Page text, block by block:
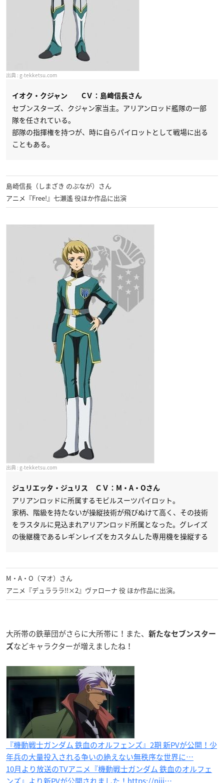
g-tekketsu.com
イオク・クジャン CＶ：島﨑信長さん
セブンスターズ、クジャン家当主。アリアンロッド艦隊の一部
隊を任されている。
部隊の指揮権を持つが、時に自らパイロットとして戦場に出る
こともある。
島崎信長（しまざき のぶなが）さん
アニメ『Free!』七瀬遙 役ほか作品に出演
g-tekketsu.com
ジュリエッタ・ジュリス ＣＶ：M・A・Oさん
アリアンロッドに所属するモビルスーツパイロット。
家柄、階級を持たないが操縦技術が飛びぬけて高く、その技術
をラスタルに見込まれアリアンロッド所属となった。グレイズ
の後継機であるレギンレイズをカスタムした専用機を操縦する
M・A・O（マオ）さん
アニメ『デュラララ!!×2』ヴァローナ 役 ほか作品に出演。
大所帯の鉄華団がさらに大所帯に！また、
新たなセブンスター
ズなどキャラクターが増えましたね！
『機動戦士ガンダム 鉄血のオルフェンズ』2期 新PVが公開！少
年兵の大量投入される争いの絶えない無秩序な世界に…
10月より放送のTVアニメ『機動戦士ガンダム 鉄血のオルフェ
ンズ』より新PVが公開されました！https://niji…